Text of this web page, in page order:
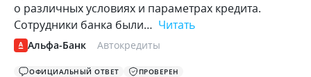
о различных условиях и параметрах кредита.
Сотрудники банка были… Читать
Альфа-Банк Автокредиты
ОФИЦИАЛЬНЫЙ ОТВЕТ ПРОВЕРЕН